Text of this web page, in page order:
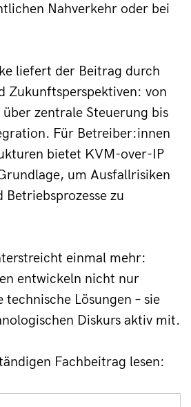
Nahverkehr oder bei
liefert der Beitrag durch
Zukunftsperspektiven: von
zentrale Steuerung bis
Für Betreiber:innen
bietet KVM-over-IP
um Ausfallrisiken
zu
einmal mehr:
entwickeln nicht nur
Lösungen – sie
Diskurs aktiv mit.
Fachbeitrag lesen: